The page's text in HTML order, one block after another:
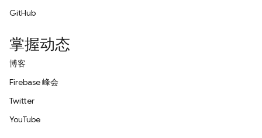
GitHub
掌握动态
博客
Firebase 峰会
Twitter
YouTube